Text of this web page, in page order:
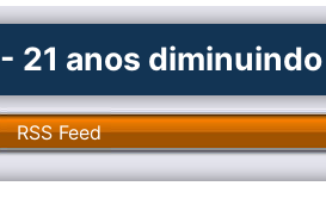
- 21 anos
RSS Feed